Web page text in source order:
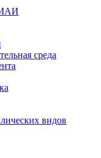
среда
видов